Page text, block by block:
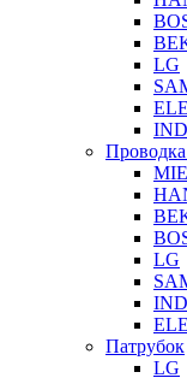
LG
LG
Патрубок
LG